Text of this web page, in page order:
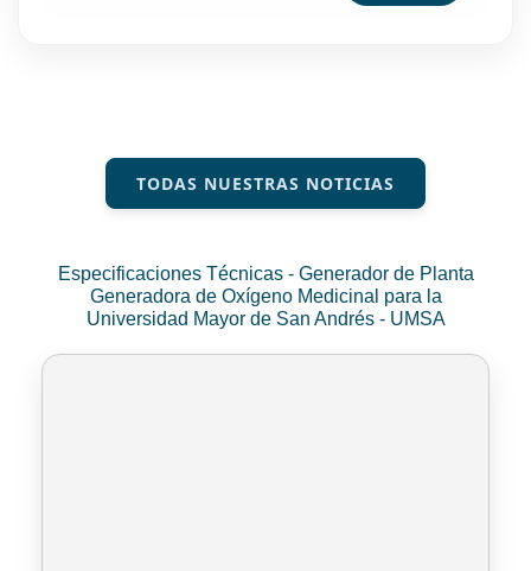
TODAS NUESTRAS NOTICIAS
Especificaciones Técnicas - Generador de Planta
Generadora de Oxígeno Medicinal para la
Universidad Mayor de San Andrés - UMSA